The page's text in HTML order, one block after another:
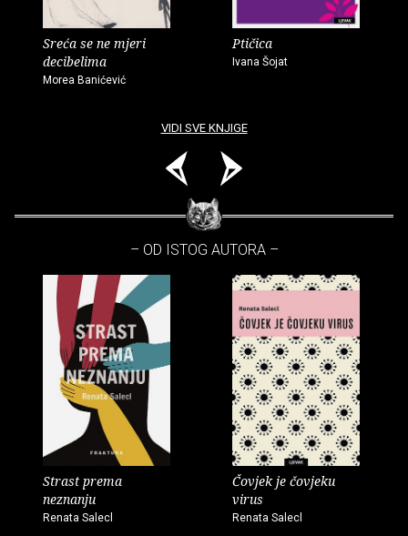
Sreća se ne mjeri
decibelima
Morea Banićević
Ptičica
Ivana Šojat
VIDI SVE KNJIGE
– OD ISTOG AUTORA –
Strast prema
neznanju
Renata Salecl
Čovjek je čovjeku
virus
Renata Salecl